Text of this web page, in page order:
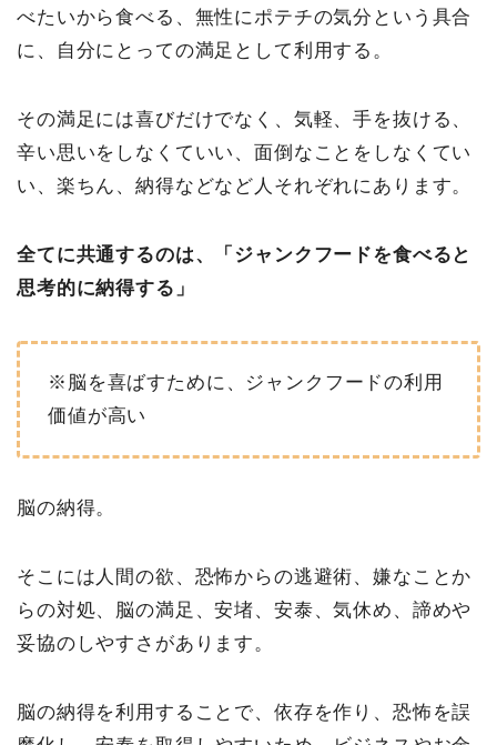
べたいから食べる、無性にポテチの気分という具合
に、自分にとっての満足として利用する。
その満足には喜びだけでなく、気軽、手を抜ける、
辛い思いをしなくていい、面倒なことをしなくてい
い、楽ちん、納得などなど人それぞれにあります。
全てに共通するのは、「ジャンクフードを食べると
思考的に納得する」
※脳を喜ばすために、ジャンクフードの利用
価値が高い
脳の納得。
そこには人間の欲、恐怖からの逃避術、嫌なことか
らの対処、脳の満足、安堵、安泰、気休め、諦めや
妥協のしやすさがあります。
脳の納得を利用することで、依存を作り、恐怖を誤